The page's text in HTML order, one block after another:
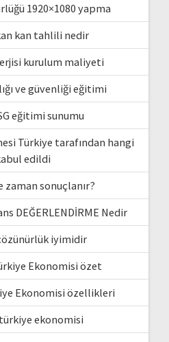
1920×1080 yapma
kan tahlili nedir
kurulum maliyeti
ve güvenliği eğitimi
eğitimi sunumu
Türkiye tarafından hangi
edildi
zaman sonuçlanır?
DEĞERLENDİRME Nedir
iyimidir
Ekonomisi özet
Ekonomisi özellikleri
ekonomisi